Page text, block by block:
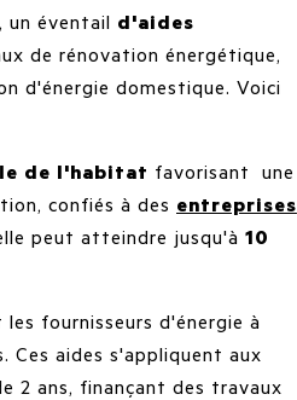
un éventail d'aides
de rénovation énergétique,
d'énergie domestique. Voici
de l'habitat favorisant une
confiés à des entreprises
peut atteindre jusqu'à 10
les fournisseurs d'énergie à
Ces aides s'appliquent aux
2 ans, finançant des travaux